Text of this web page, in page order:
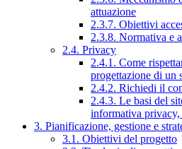
attuazione
2.3.7. Obiettivi
2.3.8. Normativa e
2.4. Privacy
2.4.1. Come
progettazione di un
2.4.2. Richiedi il
2.4.3. Le basi del
informativa
3. Pianificazione, gestione e
3.1. Obiettivi del progetto